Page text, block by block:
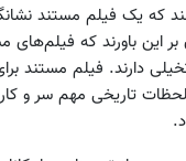
که یک فیلم مستند
این باورند که فیلم‌های
دارند. فیلم مستند
لحظات تاریخی مهم سر و